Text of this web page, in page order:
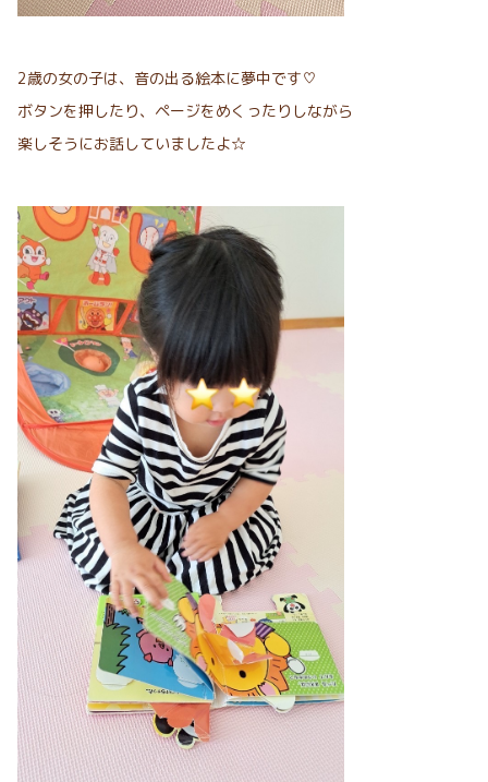
2歳の女の子は、音の出る絵本に夢中です♡
ボタンを押したり、ページをめくったりしながら
楽しそうにお話していましたよ☆